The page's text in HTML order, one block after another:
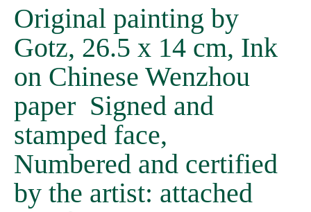
Original painting by
Gotz, 26.5 x 14 cm, Ink
on Chinese Wenzhou
paper Signed and
stamped face,
Numbered and certified
by the artist: attached